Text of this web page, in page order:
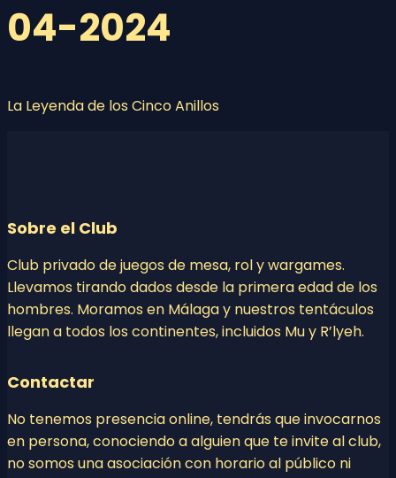
04-2024
La Leyenda de los Cinco Anillos
Sobre el Club
Club privado de juegos de mesa, rol y wargames.
Llevamos tirando dados desde la primera edad de los
hombres. Moramos en Málaga y nuestros tentáculos
llegan a todos los continentes, incluidos Mu y R’lyeh.
Contactar
No tenemos presencia online, tendrás que invocarnos
en persona, conociendo a alguien que te invite al club,
no somos una asociación con horario al público ni